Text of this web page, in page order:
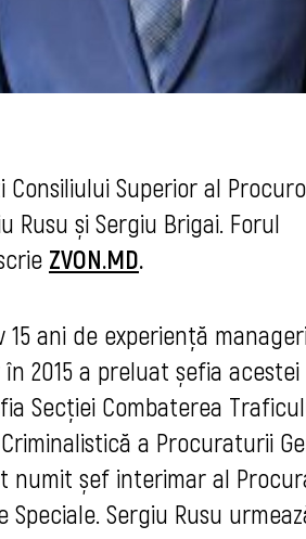
Superior al
și Sergiu Brigai. Forul
ZVON.MD.
ani de experiență
2015 a preluat șefia acestei
Secției Combaterea
a Procuraturii
numit șef interimar al
Sergiu Rusu